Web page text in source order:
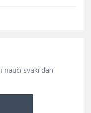
nauči svaki dan